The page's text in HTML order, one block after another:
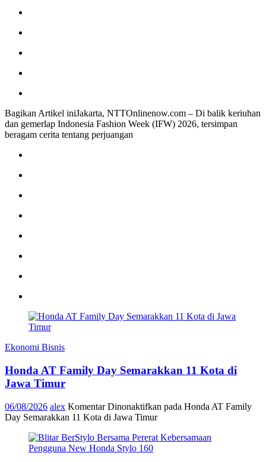
Bagikan Artikel iniJakarta, NTTOnlinenow.com – Di balik keriuhan
dan gemerlap Indonesia Fashion Week (IFW) 2026, tersimpan
beragam cerita tentang perjuangan
Ekonomi Bisnis
Honda AT Family Day Semarakkan 11 Kota di
Jawa Timur
06/08/2026 alex Komentar Dinonaktifkan pada Honda AT Family
Day Semarakkan 11 Kota di Jawa Timur